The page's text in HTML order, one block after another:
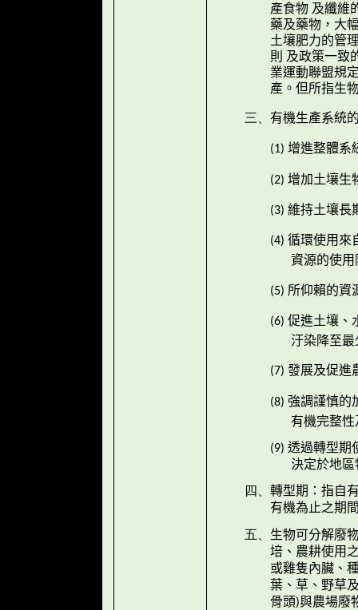
產食物 及纖維
藥及藥物，大
土壤肥力的管
則 及政策一致
業運動聯盟規
產。但所指生
三、 有機生產系統
(1) 增進整體系
(2) 增加土壤生
(3) 維持土壤長
(4) 循環使用來
資源的使
(5) 所仰賴的資
(6) 促進土壤、
汙染降至最
(7) 發展及促進
(8) 強調謹慎的
有機完整
(9) 透過轉型期
決定於地
四、 轉型期：指自
有機為止之期
五、 生物可分解廢
培、農耕使用
或雞隻內臟、
葉、草、野草
骨頭)與農場廢